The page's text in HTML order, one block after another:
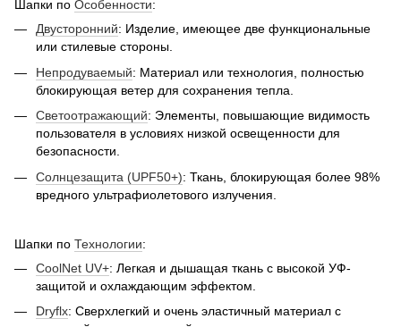
Шапки по Особенности:
Двусторонний: Изделие, имеющее две функциональные
или стилевые стороны.
Непродуваемый: Материал или технология, полностью
блокирующая ветер для сохранения тепла.
Светоотражающий: Элементы, повышающие видимость
пользователя в условиях низкой освещенности для
безопасности.
Солнцезащита (UPF50+): Ткань, блокирующая более 98%
вредного ультрафиолетового излучения.
Шапки по Технологии:
CoolNet UV+: Легкая и дышащая ткань с высокой УФ-
защитой и охлаждающим эффектом.
Dryflx: Сверхлегкий и очень эластичный материал с